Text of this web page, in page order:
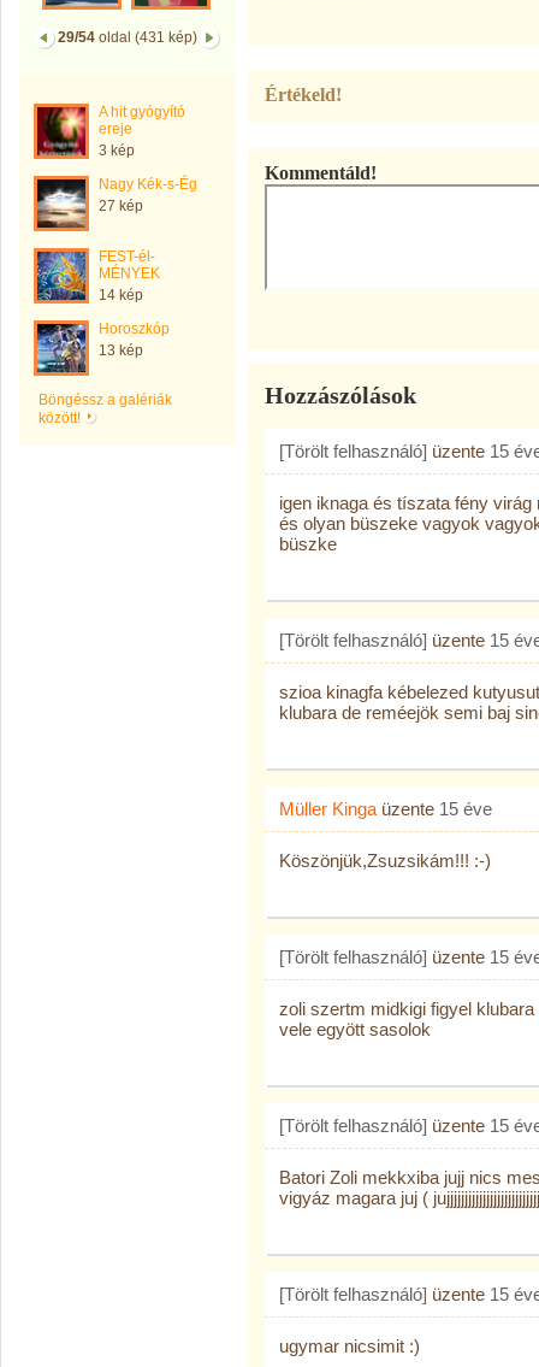
29/54 oldal (431 kép)
A hit gyógyító
ereje
3 kép
Nagy Kék-s-Ég
27 kép
FEST-él-
MÉNYEK
14 kép
Horoszkóp
13 kép
Böngéssz a galériák
között!
Értékeld!
Kommentáld!
Hozzászólások
[Törölt felhasználó] üzente 15
igen iknaga és tíszata fény
és olyan büszeke vagyok
büszke
[Törölt felhasználó] üzente 15
szioa kinagfa kébelezed
klubara de reméejök semi baj
Müller Kinga üzente 15 éve
Köszönjük,Zsuzsikám!!! :-)
[Törölt felhasználó] üzente 15
zoli szertm midkigi figyel
vele egyött sasolok
[Törölt felhasználó] üzente 15
Batori Zoli mekkxiba jujj nics
vigyáz magara juj (
[Törölt felhasználó] üzente 15
ugymar nicsimit :)